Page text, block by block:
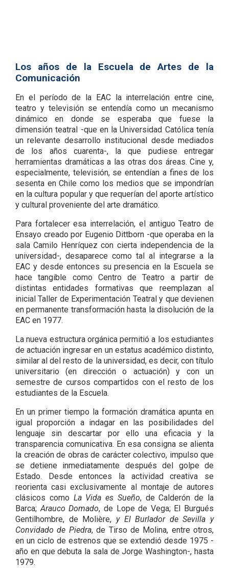
Los años de la Escuela de Artes de la
Comunicación
En el período de la EAC la interrelación entre cine,
teatro y televisión se entendía como un mecanismo
dinámico en donde se esperaba que fuese la
dimensión teatral -que en la Universidad Católica tenía
un relevante desarrollo institucional desde mediados
de los años cuarenta-, la que pudiese entregar
herramientas dramáticas a las otras dos áreas. Cine y,
especialmente, televisión, se entendían a fines de los
sesenta en Chile como los medios que se impondrían
en la cultura popular y que requerían del aporte artístico
y cultural proveniente del arte dramático.
Para fortalecer esa interrelación, el antiguo Teatro de
Ensayo creado por Eugenio Dittborn -que operaba en la
sala Camilo Henríquez con cierta independencia de la
universidad-, desaparece como tal al integrarse a la
EAC y desde entonces su presencia en la Escuela se
hace tangible como Centro de Teatro a partir de
distintas entidades formativas que reemplazan al
inicial Taller de Experimentación Teatral y que devienen
en permanente transformación hasta la disolución de la
EAC en 1977.
La nueva estructura orgánica permitió a los estudiantes
de actuación ingresar en un estatus académico distinto,
similar al del resto de la universidad, es decir, con título
universitario (en dirección o actuación) y con un
semestre de cursos compartidos con el resto de los
estudiantes de la Escuela.
En un primer tiempo la formación dramática apunta en
igual proporción a indagar en las posibilidades del
lenguaje sin descartar por ello una eficacia y la
transparencia comunicativa. En esa consigna se alienta
la creación de obras de carácter colectivo, impulso que
se detiene inmediatamente después del golpe de
Estado. Desde entonces la actividad creativa se
reorienta casi exclusivamente al montaje de autores
clásicos como La Vida es Sueño, de Calderón de la
Barca;Arauco Domado, de Lope de Vega; El Burgués
Gentilhombre, de Molière, y El Burlador de Sevilla y
Convidado de Piedra, de Tirso de Molina, entre otros,
en un ciclo de estrenos que se extendió desde 1975 -
año en que debuta la sala de Jorge Washington-, hasta
1979.